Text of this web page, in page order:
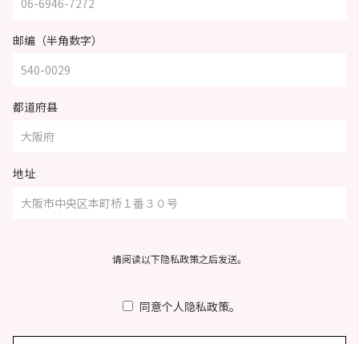
邮编（半角数字）
都道府县
地址
请阅读以下隐私政策之后发送。
同意个人隐私政策。